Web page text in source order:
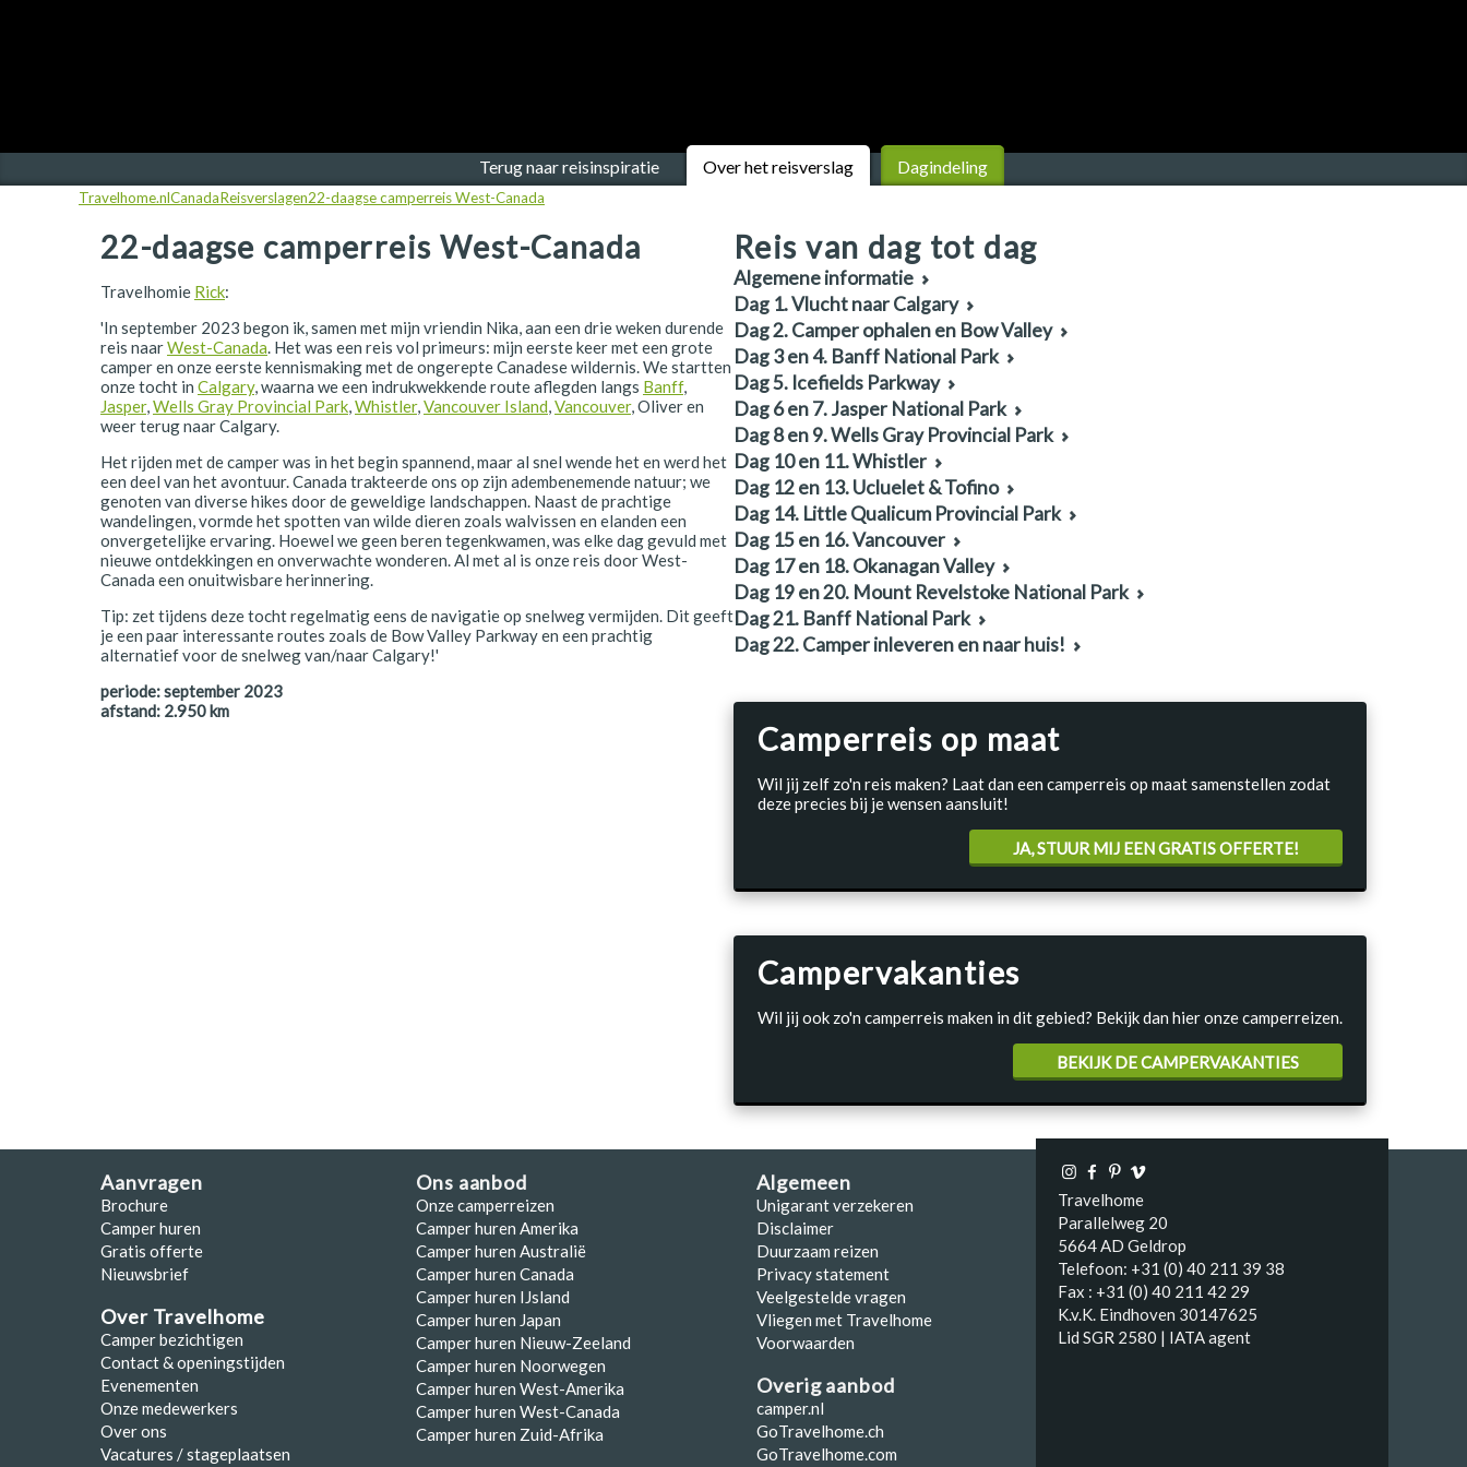
IJsland
Nederland
Nieuw-Zeeland
Noorwegen
Portugal
Schotland
Terug naar reisinspiratie Over het reisverslag Dagindeling
Travelhome.nlCanadaReisverslagen22-daagse camperreis West-Canada
22-daagse camperreis West-Canada
Travelhomie Rick:
'In september 2023 begon ik, samen met mijn vriendin Nika, aan een drie weken durende
reis naarWest-Canada. Het was een reis vol primeurs: mijn eerste keer met een grote
camper en onze eerste kennismaking met de ongerepte Canadese wildernis. We startten
onze tocht in Calgary, waarna we een indrukwekkende route aflegden langs Banff,
Jasper,Wells Gray Provincial Park,Whistler,Vancouver Island,Vancouver, Oliver en
weer terug naar Calgary.
Het rijden met de camper was in het begin spannend, maar al snel wende het en werd het
een deel van het avontuur. Canada trakteerde ons op zijn adembenemende natuur; we
genoten van diverse hikes door de geweldige landschappen. Naast de prachtige
wandelingen, vormde het spotten van wilde dieren zoals walvissen en elanden een
onvergetelijke ervaring. Hoewel we geen beren tegenkwamen, was elke dag gevuld met
nieuwe ontdekkingen en onverwachte wonderen. Al met al is onze reis door West-
Canada een onuitwisbare herinnering.
Tip: zet tijdens deze tocht regelmatig eens de navigatie op snelweg vermijden. Dit geeft
je een paar interessante routes zoals de Bow Valley Parkway en een prachtig
alternatief voor de snelweg van/naar Calgary!'
periode:september 2023
afstand: 2.950km
Reis van dag tot dag
Algemene informatie
Dag 1. Vlucht naar Calgary
Dag 2. Camper ophalen en Bow Valley
Dag 3 en 4. Banff National Park
Dag 5. Icefields Parkway
Dag 6 en 7. Jasper National Park
Dag 8 en 9. Wells Gray Provincial Park
Dag 10 en 11. Whistler
Dag 12 en 13. Ucluelet & Tofino
Dag 14. Little Qualicum Provincial Park
Dag 15 en 16. Vancouver
Dag 17 en 18. Okanagan Valley
Dag 19 en 20. Mount Revelstoke National Park
Dag 21. Banff National Park
Dag 22. Camper inleveren en naar huis!
Camperreis op maat
Wil jij zelf zo'n reis maken? Laat dan een camperreis op maat samenstellen zodat
deze precies bij je wensen aansluit!
JA, STUUR MIJ EEN GRATIS OFFERTE!
Campervakanties
Wil jij ook zo'n camperreis maken in dit gebied? Bekijk dan hier onze camperreizen.
BEKIJK DE CAMPERVAKANTIES
Aanvragen
Brochure
Camper huren
Gratis offerte
Nieuwsbrief
Over Travelhome
Camper bezichtigen
Contact & openingstijden
Evenementen
Onze medewerkers
Over ons
Vacatures / stageplaatsen
Ons aanbod
Onze camperreizen
Camper huren Amerika
Camper huren Australië
Camper huren Canada
Camper huren IJsland
Camper huren Japan
Camper huren Nieuw-Zeeland
Camper huren Noorwegen
Camper huren West-Amerika
Camper huren West-Canada
Camper huren Zuid-Afrika
Algemeen
Unigarant verzekeren
Disclaimer
Duurzaam reizen
Privacy statement
Veelgestelde vragen
Vliegen met Travelhome
Voorwaarden
Overig aanbod
camper.nl
GoTravelhome.ch
GoTravelhome.com
Travelhome
Parallelweg 20
5664 AD Geldrop
Telefoon: +31 (0) 40 211 39 38
Fax : +31 (0) 40 211 42 29
K.v.K. Eindhoven 30147625
Lid SGR 2580 | IATA agent